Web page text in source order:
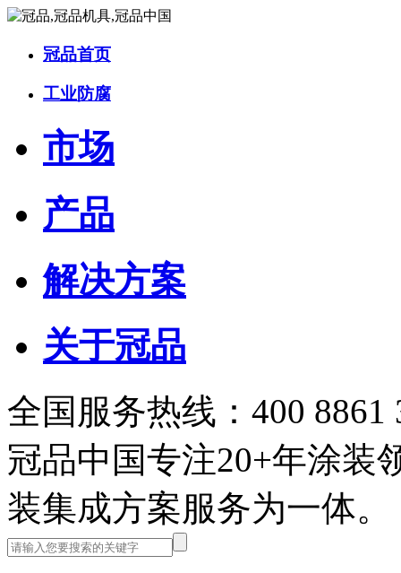
冠品首页
工业防腐
市场
产品
解决方案
关于冠品
全国服务热线：400 8861
冠品中国专注20+年涂装
装集成方案服务为一体。